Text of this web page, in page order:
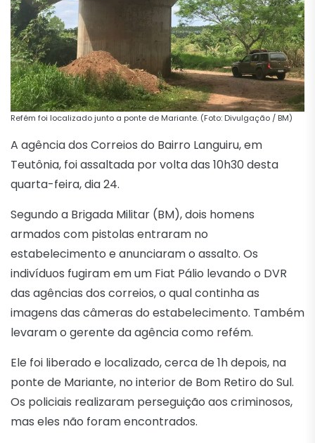
Refém foi localizado junto a ponte de Mariante. (Foto: Divulgação / BM)
A agência dos Correios do Bairro Languiru, em
Teutônia, foi assaltada por volta das 10h30 desta
quarta-feira, dia 24.
Segundo a Brigada Militar (BM), dois homens
armados com pistolas entraram no
estabelecimento e anunciaram o assalto. Os
indivíduos fugiram em um Fiat Pálio levando o DVR
das agências dos correios, o qual continha as
imagens das câmeras do estabelecimento. Também
levaram o gerente da agência como refém.
Ele foi liberado e localizado, cerca de 1h depois, na
ponte de Mariante, no interior de Bom Retiro do Sul.
Os policiais realizaram perseguição aos criminosos,
mas eles não foram encontrados.